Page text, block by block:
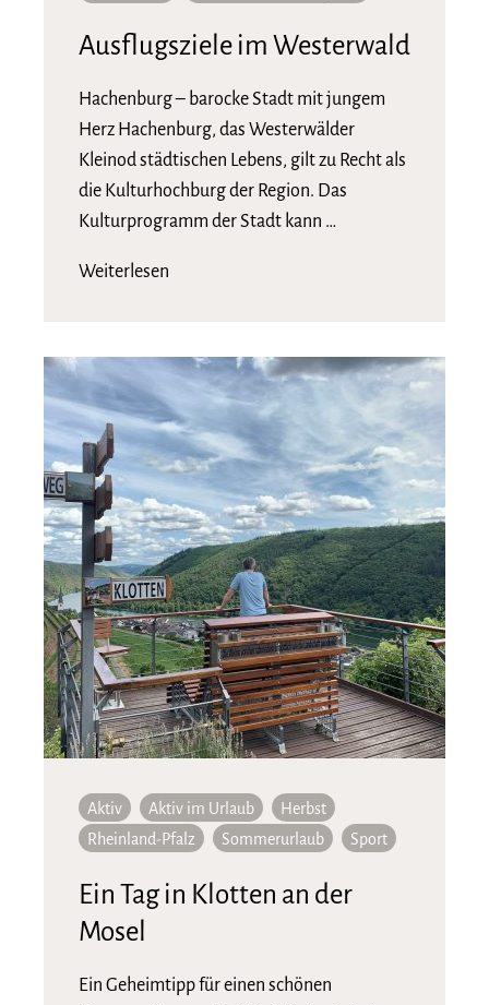
Ausflugsziele im Westerwald
Hachenburg – barocke Stadt mit jungem
Herz Hachenburg, das Westerwälder
Kleinod städtischen Lebens, gilt zu Recht als
die Kulturhochburg der Region. Das
Kulturprogramm der Stadt kann …
Weiterlesen
Aktiv Aktiv im Urlaub
Herbst
Rheinland-Pfalz
Sommerurlaub Sport
Ein Tag in Klotten an der
Mosel
Ein Geheimtipp für einen schönen